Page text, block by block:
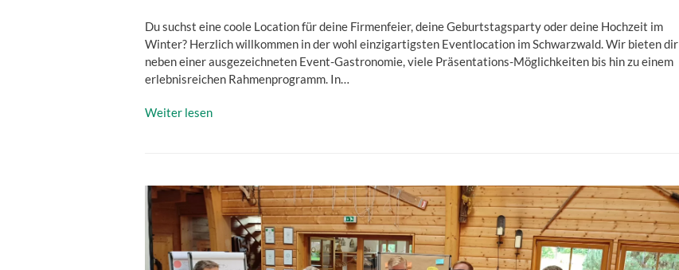
Du suchst eine coole Location für deine Firmenfeier, deine Geburtstagsparty oder deine Hochzeit im
Winter? Herzlich willkommen in der wohl einzigartigsten Eventlocation im Schwarzwald. Wir bieten dir
neben einer ausgezeichneten Event-Gastronomie, viele Präsentations-Möglichkeiten bis hin zu einem
erlebnisreichen Rahmenprogramm. In…
Weiter lesen